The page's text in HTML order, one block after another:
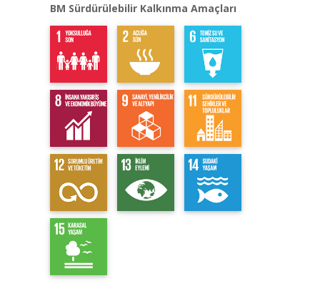
BM Sürdürülebilir Kalkınma Amaçları